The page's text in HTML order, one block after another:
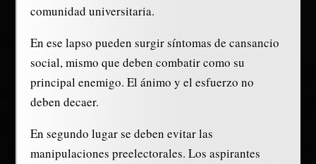
comunidad universitaria.
En ese lapso pueden surgir síntomas de cansancio
social, mismo que deben combatir como su
principal enemigo. El ánimo y el esfuerzo no
deben decaer.
En segundo lugar se deben evitar las
manipulaciones preelectorales. Los aspirantes